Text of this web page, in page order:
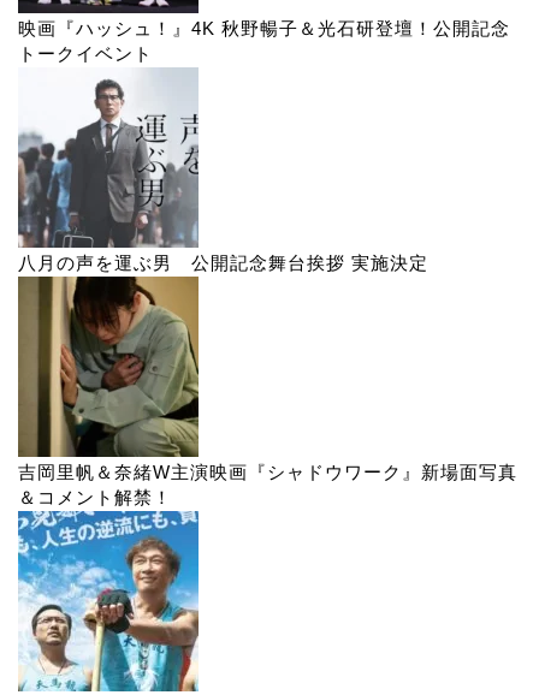
映画『ハッシュ！』4K 秋野暢子＆光石研登壇！公開記念
トークイベント
八月の声を運ぶ男 公開記念舞台挨拶 実施決定
吉岡里帆＆奈緒W主演映画『シャドウワーク』新場面写真
＆コメント解禁！